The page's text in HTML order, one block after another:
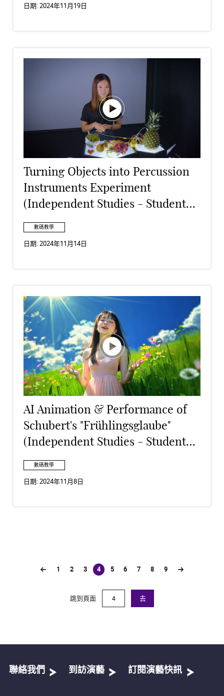
日期:2024年11月19日
Turning Objects into Percussion
Instruments Experiment
(Independent Studies - Student
Work)
數碼教學
日期:2024年11月14日
AI Animation & Performance of
Schubert's "Frühlingsglaube"
(Independent Studies - Student
Work)
數碼教學
日期:2024年11月8日
1 2 3 4
(current)
5 6 7 8 9
跳到頁面 去
聯絡我們 到訪演藝 訂閱演藝快訊